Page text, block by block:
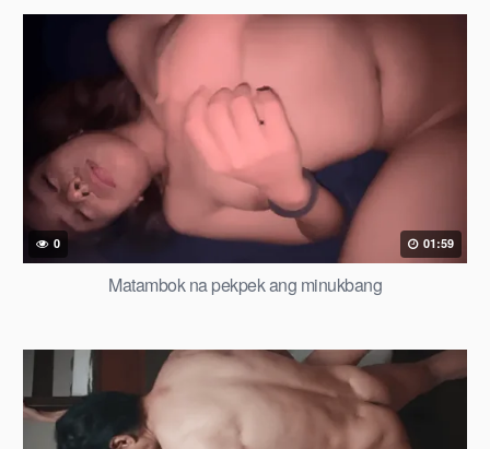
0 01:59
Matambok na pekpek ang minukbang